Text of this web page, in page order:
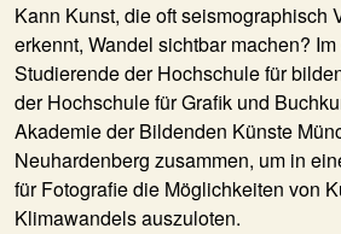
Kann Kunst, die oft seismographisch
erkennt, Wandel sichtbar machen?
Studierende der Hochschule für
der Hochschule für Grafik und
Akademie der Bildenden Künste
Neuhardenberg zusammen, um in
für Fotografie die Möglichkeiten von
Klimawandels auszuloten.